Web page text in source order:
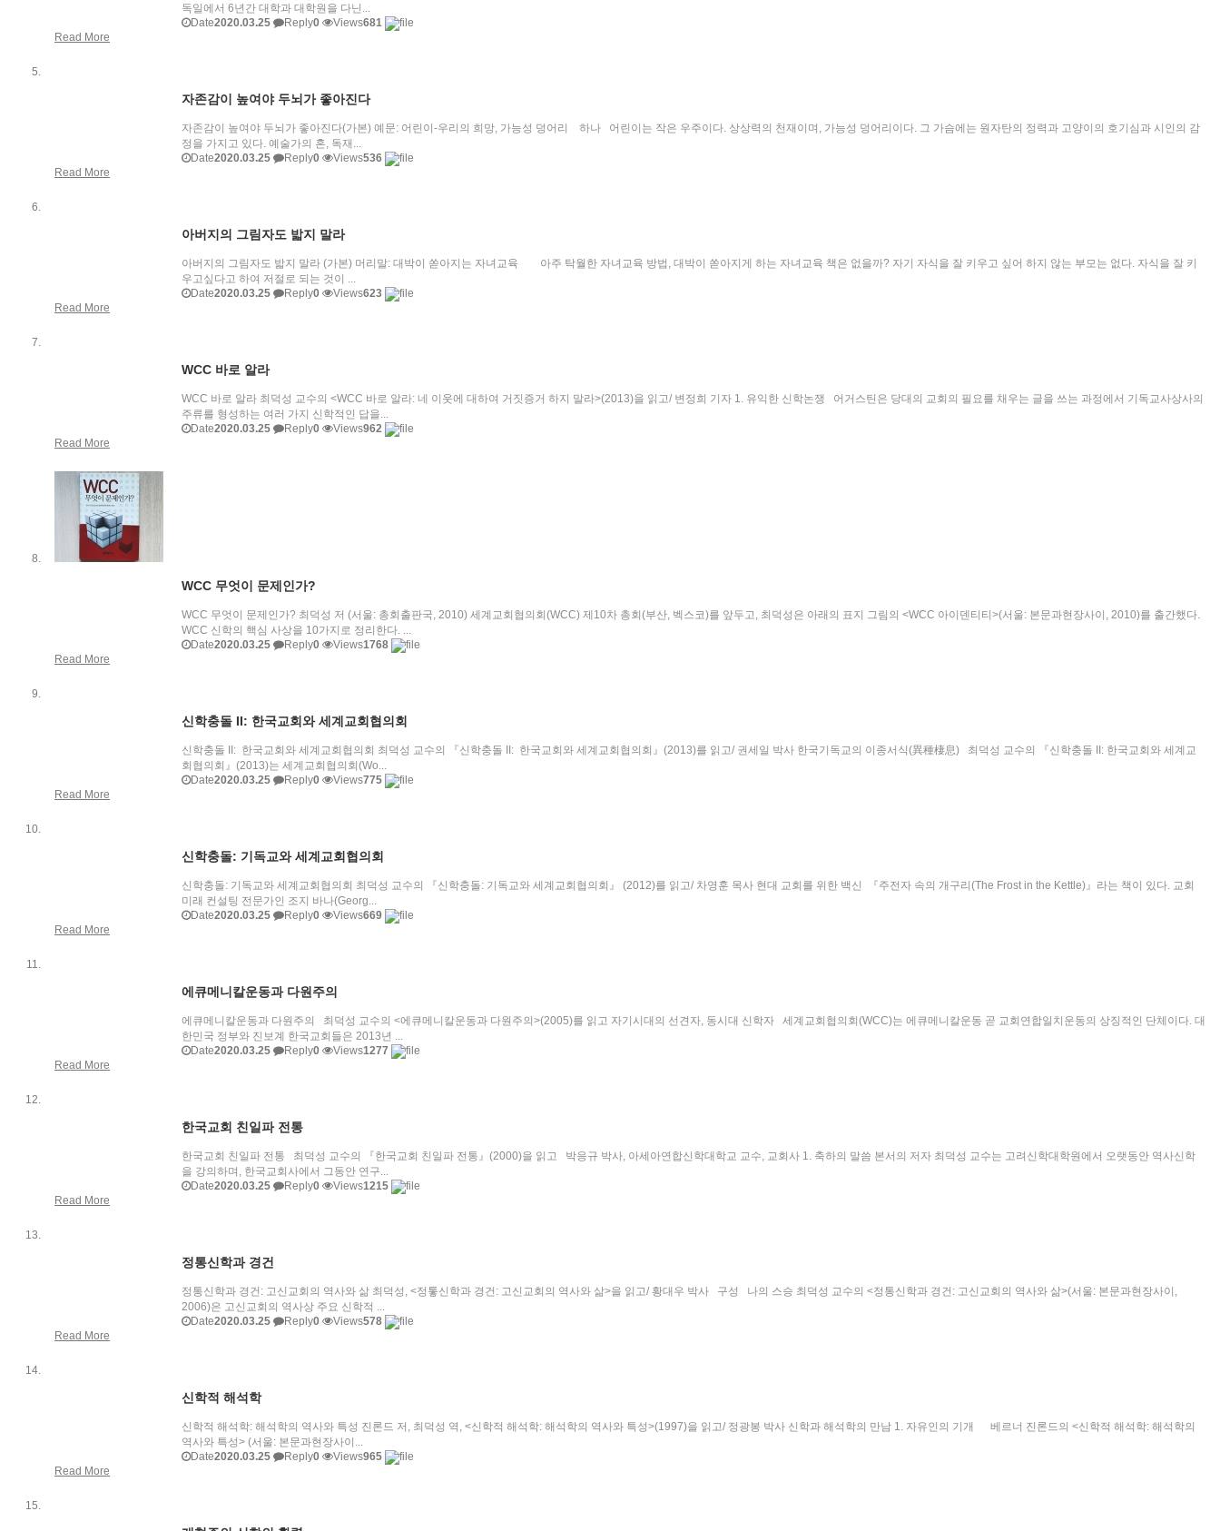
독일에서 6년간 대학과 대학원을 다닌...
Date2020.03.25 Reply0 Views681
Read More
자존감이 높여야 두뇌가 좋아진다
자존감이 높여야 두뇌가 좋아진다(가본) 예문: 어린이-우리의 희망, 가능성 덩어리 하나 어린이는 작은 우주이다. 상상력의 천재이며, 가능성 덩어리이다. 그 가슴에는 원자탄의 정력과 고양이의 호기심과 시인의 감
정을 가지고 있다. 예술가의 혼, 독재...
Date2020.03.25 Reply0 Views536
Read More
아버지의 그림자도 밟지 말라
아버지의 그림자도 밟지 말라 (가본) 머리말: 대박이 쏟아지는 자녀교육 아주 탁월한 자녀교육 방법, 대박이 쏟아지게 하는 자녀교육 책은 없을까? 자기 자식을 잘 키우고 싶어 하지 않는 부모는 없다. 자식을 잘 키
우고싶다고 하여 저절로 되는 것이 ...
Date2020.03.25 Reply0 Views623
Read More
WCC 바로 알라
WCC 바로 알라 최덕성 교수의 <WCC 바로 알라: 네 이웃에 대하여 거짓증거 하지 말라>(2013)을 읽고/ 변정희 기자 1. 유익한 신학논쟁 어거스틴은 당대의 교회의 필요를 채우는 글을 쓰는 과정에서 기독교사상사의
주류를 형성하는 여러 가지 신학적인 답을...
Date2020.03.25 Reply0 Views962
Read More
WCC 무엇이 문제인가?
WCC 무엇이 문제인가? 최덕성 저 (서울: 총회출판국, 2010) 세계교회협의회(WCC) 제10차 총회(부산, 벡스코)를 앞두고, 최덕성은 아래의 표지 그림의 <WCC 아이덴티티>(서울: 본문과현장사이, 2010)를 출간했다.
WCC 신학의 핵심 사상을 10가지로 정리한다. ...
Date2020.03.25 Reply0 Views1768
Read More
신학충돌 II: 한국교회와 세계교회협의회
신학충돌 II: 한국교회와 세계교회협의회 최덕성 교수의 『신학충돌 II: 한국교회와 세계교회협의회』(2013)를 읽고/ 권세일 박사 한국기독교의 이종서식(異種棲息) 최덕성 교수의 『신학충돌 II: 한국교회와 세계교
회협의회』(2013)는 세계교회협의회(Wo...
Date2020.03.25 Reply0 Views775
Read More
신학충돌: 기독교와 세계교회협의회
신학충돌: 기독교와 세계교회협의회 최덕성 교수의 『신학충돌: 기독교와 세계교회협의회』 (2012)를 읽고/ 차영훈 목사 현대 교회를 위한 백신 『주전자 속의 개구리(The Frost in the Kettle)』라는 책이 있다. 교회
미래 컨설팅 전문가인 조지 바나(Georg...
Date2020.03.25 Reply0 Views669
Read More
에큐메니칼운동과 다원주의
에큐메니칼운동과 다원주의 최덕성 교수의 <에큐메니칼운동과 다원주의>(2005)를 읽고 자기시대의 선견자, 동시대 신학자 세계교회협의회(WCC)는 에큐메니칼운동 곧 교회연합일치운동의 상징적인 단체이다. 대
한민국 정부와 진보계 한국교회들은 2013년 ...
Date2020.03.25 Reply0 Views1277
Read More
한국교회 친일파 전통
한국교회 친일파 전통 최덕성 교수의 『한국교회 친일파 전통』(2000)을 읽고 박응규 박사, 아세아연합신학대학교 교수, 교회사 1. 축하의 말씀 본서의 저자 최덕성 교수는 고려신학대학원에서 오랫동안 역사신학
을 강의하며, 한국교회사에서 그동안 연구...
Date2020.03.25 Reply0 Views1215
Read More
정통신학과 경건
정통신학과 경건: 고신교회의 역사와 삶 최덕성, <정톻신학과 경건: 고신교회의 역사와 삶>을 읽고/ 황대우 박사 구성 나의 스승 최덕성 교수의 <정통신학과 경건: 고신교회의 역사와 삶>(서울: 본문과현장사이,
2006)은 고신교회의 역사상 주요 신학적 ...
Date2020.03.25 Reply0 Views578
Read More
신학적 해석학
신학적 해석학: 해석학의 역사와 특성 진론드 저, 최덕성 역, <신학적 해석학: 해석학의 역사와 특성>(1997)을 읽고/ 정광봉 박사 신학과 해석학의 만남 1. 자유인의 기개 베르너 진론드의 <신학적 해석학: 해석학의
역사와 특성> (서울: 본문과현장사이...
Date2020.03.25 Reply0 Views965
Read More